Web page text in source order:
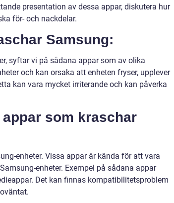
presentation av dessa appar, diskutera hur
för- och nackdelar.
Samsung:
syftar vi på sådana appar som av olika
och kan orsaka att enheten fryser, upplever
kan vara mycket irriterande och kan påverka
som kraschar
enheter. Vissa appar är kända för att vara
enheter. Exempel på sådana appar
Det kan finnas kompatibilitetsproblem